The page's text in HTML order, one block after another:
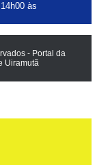
às
- Portal da
Uiramutã